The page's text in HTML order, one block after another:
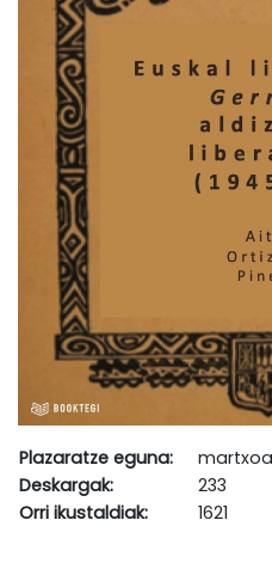
Plazaratze eguna:
martxoa
Deskargak:
233
Orri ikustaldiak:
1621